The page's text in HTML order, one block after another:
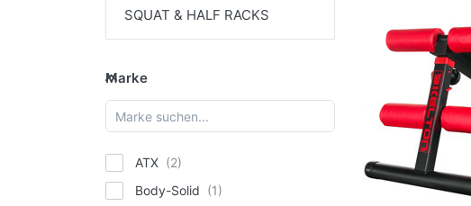
SQUAT & HALF RACKS
Marke
Marke
ATX
Body-Solid